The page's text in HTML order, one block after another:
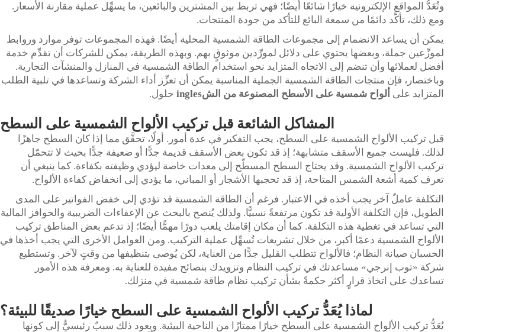
وتُعَدُّ المواقع الإلكترونية خيارًا شائعًا أيضًا؛ فهي تربط بين المشترين والبائعين، ما يسهِّل عملية مقارنة الأسعار.
ومع ذلك، تأكَّد دائمًا من سمعة البائع للتأكد من جودة المنتجات.
يمكن أن يساعد الانضمام إلى مجموعات الطاقة الشمسية المحلية أيضًا. فهذه المجموعات توفر موارد وروابط
لموزِّعين جملة، وبعضها يحتوي على دلائل لمورِّدين موثوقٍ بهم. وبهذه الطريقة، يمكن للشركات أن تقدِّم خدمة
أفضل لعملائها وأن تنضم إلى الاتجاه المتزايد نحو استخدام الطاقة الشمسية في المنازل والمنشآت التجارية.
وباختصار، فإن منتجات الطاقة الشمسية الجملية المناسبة يمكن أن تعزِّز أداء الشركة وتساعدها في تلبية الطلب
المتزايد على ألواح شمسية على الأسطح المصنوعة من الشingles حلول.
المشاكل الشائعة قبل تركيب الألواح الشمسية على السطح
قبل تركيب الألواح الشمسية على السطح، يجب التفكير في عدة أمور. أولًا، تحقَّق مما إذا كان السطح جاهزًا
لذلك. فليست جميع الأسقف متشابهة؛ إذ قد تكون بعض الأسقف قديمة جدًّا أو ضعيفة جدًّا بحيث لا تتحمّل
تركيب الألواح الشمسية. وقد يحتاج السطح المسطّح إلى معدات خاصة ليؤدي وظيفته بكفاءة. كما ينبغي أن
تعرف كمية أشعة الشمس المتاحة، إذ قد تحجبها الأشجار أو المباني، ما يؤدي إلى انخفاض كفاءة الألواح.
التكلفة عاملٌ آخر يجب أخذه في الاعتبار. فرغم أن الطاقة الشمسية قد تؤدي إلى خفض الفواتير على المدى
الطويل، فإن التكلفة الأولية قد تكون مرتفعةً نسبيًّا. ولذلك يُنصح بالبحث عن الإعفاءات الضريبية والحوافز المالية
التي تساعد في تغطية هذه التكلفة. كما أن مكان إقامتك يلعب دورًا مهمًّا أيضًا؛ إذ تدعم بعض المناطق تركيب
الألواح الشمسية دعمًا أكبر، من خلال تشريعات تُسهِّل عملية التركيب. ومن العوامل الأخرى التي يجب أخذها في
الحسبان صيانة النظام؛ فالألواح تتطلب القليل جدًّا من العناية، لكن يُوصى بتنظيفها من وقتٍ لآخر. وتستطيع
شركة «توب إنرجي» مساعدتك في تركيب النظام وتزويدك بنصائح مفيدة للعناية به. ومعرفة هذه الأمور
تساعدك على اتخاذ قرارٍ أكثر حكمةً بشأن تركيب نظام طاقة شمسية في منزلك.
لماذا يُعَدُّ تركيب الألواح الشمسية على السطح خيارًا صديقًا للبيئة؟
يُعَدُّ تركيب الألواح الشمسية على السطح خيارًا ممتازًا من الناحية البيئية. ويعود ذلك سببٌ رئيسيٌّ إلى كونها